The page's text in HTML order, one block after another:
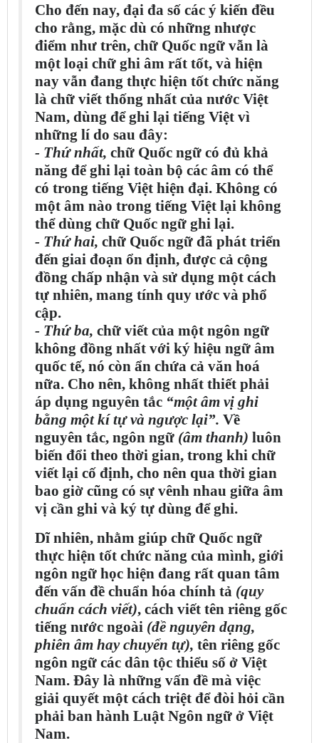
Cho đến nay, đại đa số các ý kiến đều
cho rằng, mặc dù có những nhược
điểm như trên, chữ Quốc ngữ vẫn là
một loại chữ ghi âm rất tốt, và hiện
nay vẫn đang thực hiện tốt chức năng
là chữ viết thống nhất của nước Việt
Nam, dùng để ghi lại tiếng Việt vì
những lí do sau đây:
- Thứ nhất, chữ Quốc ngữ có đủ khả
năng để ghi lại toàn bộ các âm có thể
có trong tiếng Việt hiện đại. Không có
một âm nào trong tiếng Việt lại không
thể dùng chữ Quốc ngữ ghi lại.
- Thứ hai, chữ Quốc ngữ đã phát triển
đến giai đoạn ổn định, được cả cộng
đồng chấp nhận và sử dụng một cách
tự nhiên, mang tính quy ước và phổ
cập.
- Thứ ba, chữ viết của một ngôn ngữ
không đồng nhất với ký hiệu ngữ âm
quốc tế, nó còn ẩn chứa cả văn hoá
nữa. Cho nên, không nhất thiết phải
áp dụng nguyên tắc “một âm vị ghi
bằng một kí tự và ngược lại”. Về
nguyên tắc, ngôn ngữ (âm thanh) luôn
biến đổi theo thời gian, trong khi chữ
viết lại cố định, cho nên qua thời gian
bao giờ cũng có sự vênh nhau giữa âm
vị cần ghi và ký tự dùng để ghi.
Dĩ nhiên, nhằm giúp chữ Quốc ngữ
thực hiện tốt chức năng của mình, giới
ngôn ngữ học hiện đang rất quan tâm
đến vấn đề chuẩn hóa chính tả (quy
chuẩn cách viết), cách viết tên riêng gốc
tiếng nước ngoài (đề nguyên dạng,
phiên âm hay chuyển tự), tên riêng gốc
ngôn ngữ các dân tộc thiểu số ở Việt
Nam. Đây là những vấn đề mà việc
giải quyết một cách triệt để đòi hỏi cần
phải ban hành Luật Ngôn ngữ ở Việt
Nam.